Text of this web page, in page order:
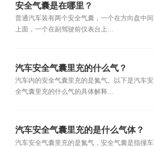
安全气囊是在哪里？
普通汽车装有两个安全气囊，一个在方向盘中间
上面，一个在副驾驶前仪表台上...
汽车安全气囊里充的什么气？
汽车内的安全气囊里充的是氮气。以下是汽车安
全气囊里充的什么气的具体解释...
汽车安全气囊里充的是什么气体？
汽车安全气囊里充的是氮气，安全气囊是指撞车